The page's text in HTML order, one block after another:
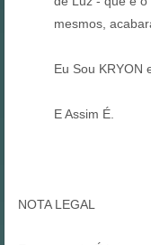
mesmos,
Eu Sou KRYON
E Assim É.
NOTA LEGAL